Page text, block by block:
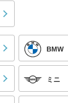
BMW
ミニ